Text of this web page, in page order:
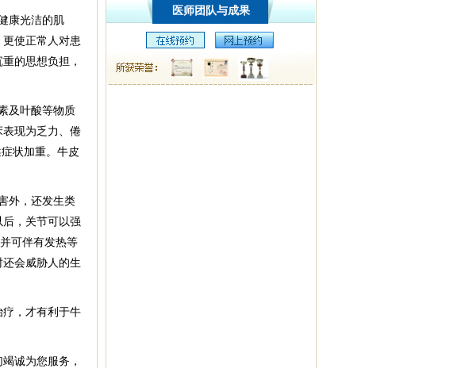
康光洁的肌
使正常人对患
的思想负担，
及叶酸等物质
现为乏力、倦
状加重。牛皮
外，还发生类
，关节可以强
可伴有发热等
会威胁人的生
，才有利于牛
诚为您服务，
医师团队与成果